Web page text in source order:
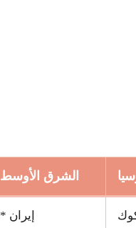
الشرق الأوسط
إيران *